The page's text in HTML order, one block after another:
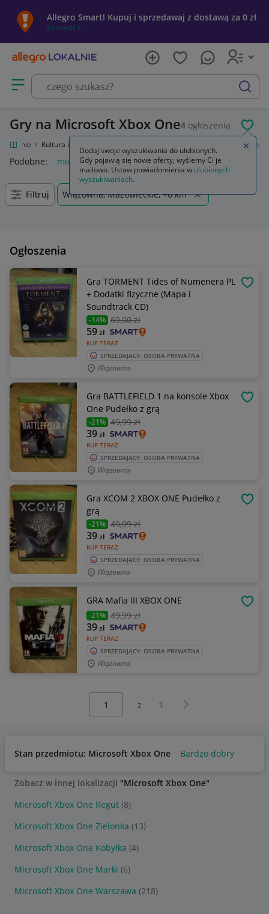
Allegro Smart! Kupuj i sprzedawaj z dostawą za 0 zł
Sprawdź »
Otwórz menu z kategoriami
szukaj
Gry na Microsoft Xbox One4 ogłoszenia
Lokalnie Kultura i rozrywka Microsoft Xbox One
Podobne: microsoft xbox one
Filtruj Wiązowna, Mazowieckie, +0 km
Ogłoszenia
Gra TORMENT Tides of Numenera PL
+ Dodatki fizyczne (Mapa i
Soundtrack CD)
-14% 69,00 zł
KUP TERAZ
59zł
SPRZEDAJĄCY: OSOBA PRYWATNA
Wiązowna
Gra BATTLEFIELD 1 na konsole Xbox
One Pudełko z grą
-21% 49,99 zł
KUP TERAZ
39zł
SPRZEDAJĄCY: OSOBA PRYWATNA
Wiązowna
Gra XCOM 2 XBOX ONE Pudełko z
grą
-21% 49,99 zł
KUP TERAZ
39zł
SPRZEDAJĄCY: OSOBA PRYWATNA
Wiązowna
GRA Mafia III XBOX ONE
-21% 49,99 zł
KUP TERAZ
39zł
SPRZEDAJĄCY: OSOBA PRYWATNA
Wiązowna
z 1 Następna strona
Stan przedmiotu: Microsoft Xbox One Bardzo dobry
Zobacz w innej lokalizacji "Microsoft Xbox One"
Microsoft Xbox One Regut (8)
Microsoft Xbox One Zielonka (13)
Microsoft Xbox One Kobyłka (4)
Microsoft Xbox One Marki (6)
Microsoft Xbox One Warszawa (218)
Dodaj swoje wyszukiwania do ulubionych.
Gdy pojawią się nowe oferty, wyślemy Ci je
mailowo. Ustaw powiadomienia w ulubionych
wyszukiwaniach.